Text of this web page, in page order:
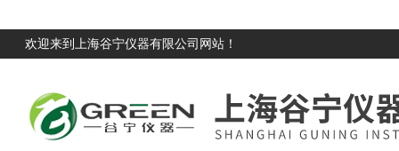
欢迎来到上海谷宁仪器有限公司网站！